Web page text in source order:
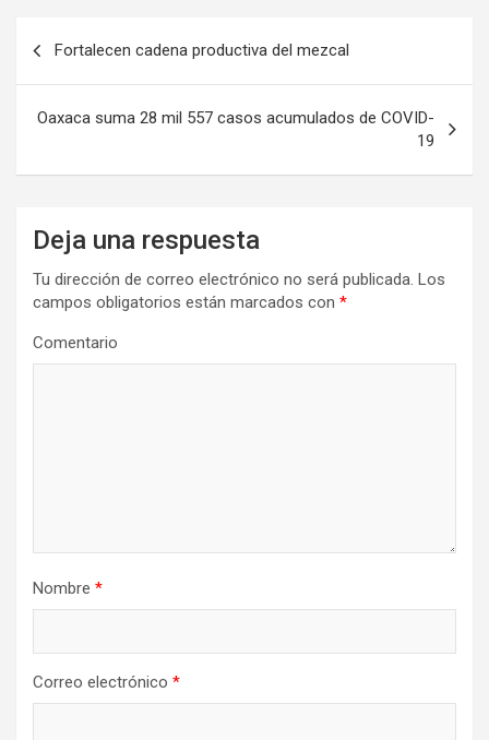
entradas
Fortalecen cadena productiva del mezcal
Oaxaca suma 28 mil 557 casos acumulados de COVID-
19
Deja una respuesta
Tu dirección de correo electrónico no será publicada. Los
campos obligatorios están marcados con *
Comentario
Nombre *
Correo electrónico *